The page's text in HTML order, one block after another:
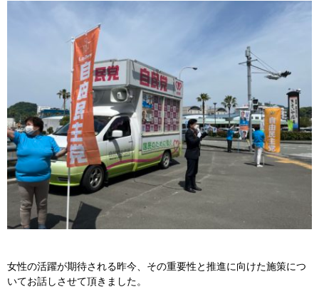
女性の活躍が期待される昨今、その重要性と推進に向けた施策につ
いてお話しさせて頂きました。